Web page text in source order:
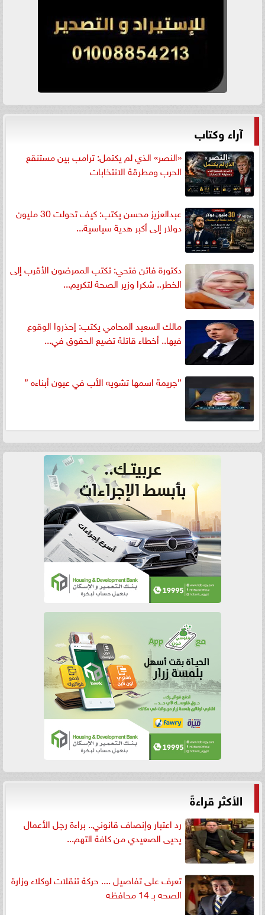
آراء وكتاب
«النصر» الذي لم يكتمل: ترامب بين مستنقع
الحرب ومطرقة الانتخابات
عبدالعزيز محسن يكتب: كيف تحولت 30 مليون
دولار إلى أكبر هدية سياسية...
دكتورة فاتن فتحي: تكتب الممرضون الأقرب إلى
الخطر.. شكرا وزير الصحة لتكريم...
مالك السعيد المحامي يكتب: إحذروا الوقوع
فيها.. أخطاء قاتلة تضيع الحقوق في...
”جريمة اسمها تشويه الأب في عيون أبناءه ”
الأكثر قراءةً
رد اعتبار وإنصاف قانوني.. براءة رجل الأعمال
يحيى الصعيدي من كافة التهم...
تعرف على تفاصيل .... حركة تنقلات لوكلاء وزارة
الصحه بـ 14 محافظه